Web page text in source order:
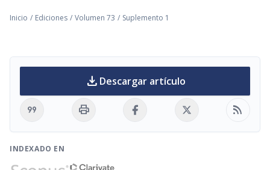
Inicio / Ediciones / Volumen 73 / Suplemento 1
download Descargar artículo
format_quote print rss_feed
INDEXADO EN